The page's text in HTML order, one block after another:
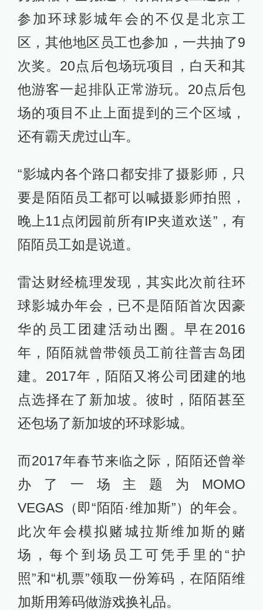
参加环球影城年会的不仅是北京工
区，其他地区员工也参加，一共抽了9
次奖。20点后包场玩项目，白天和其
他游客一起排队正常游玩。20点后包
场的项目不止上面提到的三个区域，
还有霸天虎过山车。
“影城内各个路口都安排了摄影师，只
要是陌陌员工都可以喊摄影师拍照，
晚上11点闭园前所有IP夹道欢送”，有
陌陌员工如是说道。
雷达财经梳理发现，其实此次前往环
球影城办年会，已不是陌陌首次因豪
华的员工团建活动出圈。早在2016
年，陌陌就曾带领员工前往普吉岛团
建。2017年，陌陌又将公司团建的地
点选择在了新加坡。彼时，陌陌甚至
还包场了新加坡的环球影城。
而2017年春节来临之际，陌陌还曾举
办了一场主题为MOMO
VEGAS（即“陌陌·维加斯”）的年会。
此次年会模拟赌城拉斯维加斯的赌
场，每个到场员工可凭手里的“护
照”和“机票”领取一份筹码，在陌陌维
加斯用筹码做游戏换礼品。